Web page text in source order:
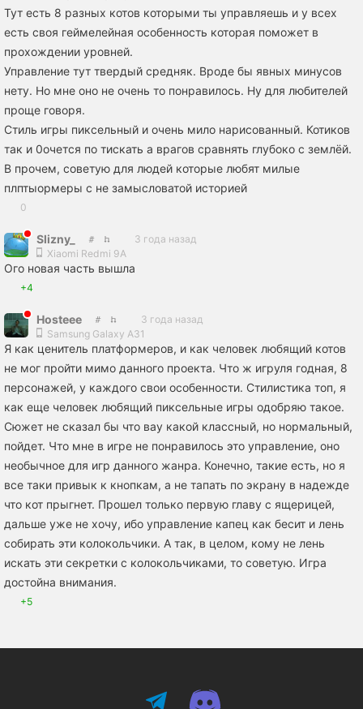
Тут есть 8 разных котов которыми ты управляешь и у всех
есть своя геймелейная особенность которая поможет в
прохождении уровней.
Управление тут твердый средняк. Вроде бы явных минусов
нету. Но мне оно не очень то понравилось. Ну для любителей
проще говоря.
Стиль игры пиксельный и очень мило нарисованный. Котиков
так и 0очется по тискать а врагов сравнять глубоко с землёй.
В прочем, советую для людей которые любят милые
плптыормеры с не замысловатой историей
0
Slizny_
3 года назад
Xiaomi Redmi 9A
Ого новая часть вышла
+4
Hosteee
3 года назад
Samsung Galaxy A31
Я как ценитель платформеров, и как человек любящий котов
не мог пройти мимо данного проекта. Что ж игруля годная, 8
персонажей, у каждого свои особенности. Стилистика топ, я
как еще человек любящий пиксельные игры одобряю такое.
Сюжет не сказал бы что вау какой классный, но нормальный,
пойдет. Что мне в игре не понравилось это управление, оно
необычное для игр данного жанра. Конечно, такие есть, но я
все таки привык к кнопкам, а не тапать по экрану в надежде
что кот прыгнет. Прошел только первую главу с ящерицей,
дальше уже не хочу, ибо управление капец как бесит и лень
собирать эти колокольчики. А так, в целом, кому не лень
искать эти секретки с колокольчиками, то советую. Игра
достойна внимания.
+5